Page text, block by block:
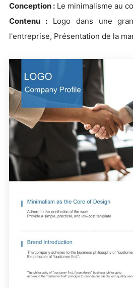
Conception : Le minimalisme au
Contenu :Logo dans une
l'entreprise, Présentation de la